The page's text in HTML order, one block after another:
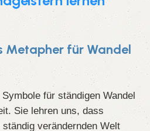
Metapher für Wandel
für ständigen Wandel
Sie lehren uns, dass
verändernden Welt